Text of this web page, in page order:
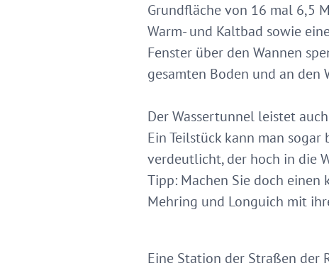
Grundfläche von 16 mal 6,5
Warm- und Kaltbad sowie
Fenster über den Wannen
gesamten Boden und an den
Der Wassertunnel leistet
Ein Teilstück kann man
verdeutlicht, der hoch in die
Tipp: Machen Sie doch
Mehring und Longuich mit
Eine Station der Straßen der